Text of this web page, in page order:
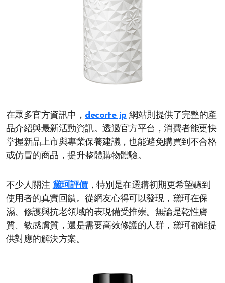
在眾多官方資訊中， decorte jp 網站則提供了完整的產
品介紹與最新活動資訊。透過官方平台，消費者能更快
掌握新品上市與專業保養建議，也能避免購買到不合格
或仿冒的商品，提升整體購物體驗。
不少人關注 黛珂評價，特別是在選購初期更希望聽到
使用者的真實回饋。從網友心得可以發現，黛珂在保
濕、修護與抗老領域的表現備受推崇。無論是乾性膚
質、敏感膚質，還是需要高效修護的人群，黛珂都能提
供對應的解決方案。